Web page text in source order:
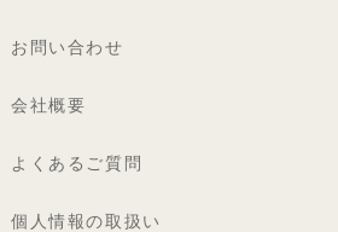
お問い合わせ
会社概要
よくあるご質問
個人情報の取扱い